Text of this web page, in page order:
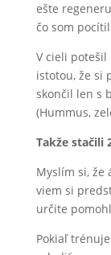
ešte
čo som
V cieli potešil
istotou, že si
skončil len s
(Hummus,
Takže stačili
Myslím si, že
viem si
určite
Pokiaľ